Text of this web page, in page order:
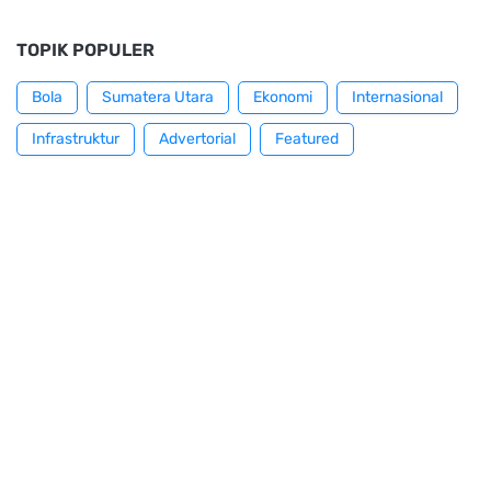
TOPIK POPULER
Bola Sumatera Utara Ekonomi Internasional
Infrastruktur Advertorial Featured